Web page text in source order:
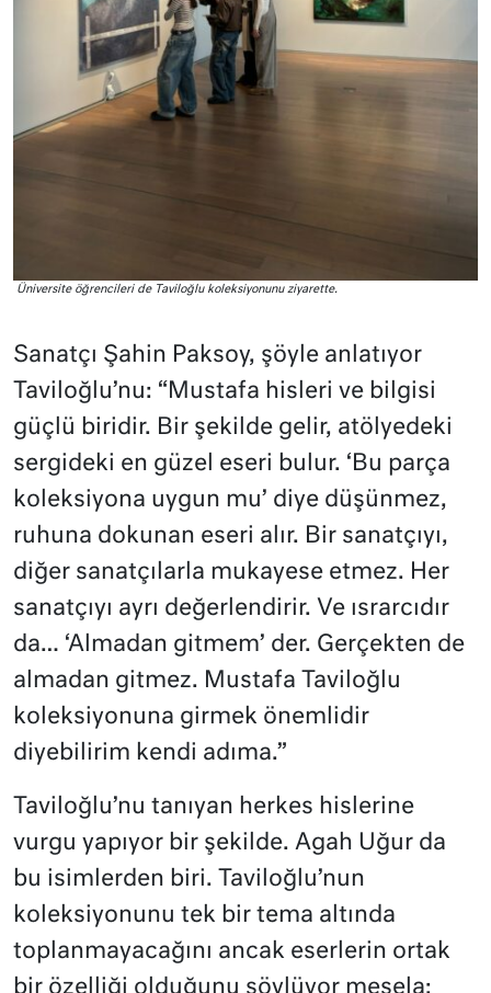
Üniversite öğrencileri de Taviloğlu koleksiyonunu ziyarette.
Sanatçı Şahin Paksoy, şöyle anlatıyor
Taviloğlu’nu: “Mustafa hisleri ve bilgisi
güçlü biridir. Bir şekilde gelir, atölyedeki
sergideki en güzel eseri bulur. ‘Bu parça
koleksiyona uygun mu’ diye düşünmez,
ruhuna dokunan eseri alır. Bir sanatçıyı,
diğer sanatçılarla mukayese etmez. Her
sanatçıyı ayrı değerlendirir. Ve ısrarcıdır
da… ‘Almadan gitmem’ der. Gerçekten de
almadan gitmez. Mustafa Taviloğlu
koleksiyonuna girmek önemlidir
diyebilirim kendi adıma.”
Taviloğlu’nu tanıyan herkes hislerine
vurgu yapıyor bir şekilde. Agah Uğur da
bu isimlerden biri. Taviloğlu’nun
koleksiyonunu tek bir tema altında
toplanmayacağını ancak eserlerin ortak